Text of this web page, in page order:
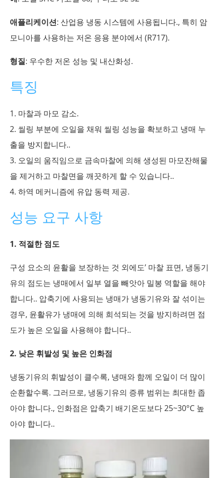
애플리케이션: 산업용 냉동 시스템에 사용됩니다., 특히 암
모니아를 사용하는 저온 응용 분야에서 (R717).
형질: 우수한 저온 성능 및 내산화성.
특징
1. 마찰과 마모 감소.
2. 씰링 부분에 오일을 채워 씰링 성능을 확보하고 냉매 누
출을 방지합니다..
3. 오일의 움직임으로 금속마찰에 의해 생성된 마모잔해물
을 제거하고 마찰면을 깨끗하게 할 수 있습니다..
4. 하역 메커니즘에 유압 동력 제공.
성능 요구 사항
1. 적절한 점도
구성 요소의 윤활을 보장하는 것 외에도’ 마찰 표면, 냉동기
유의 점도는 냉매에서 일부 열을 빼앗아 밀봉 역할을 해야
합니다.. 압축기에 사용되는 냉매가 냉동기유와 잘 섞이는
경우, 윤활유가 냉매에 의해 희석되는 것을 방지하려면 점
도가 높은 오일을 사용해야 합니다..
2. 낮은 휘발성 및 높은 인화점
냉동기유의 휘발성이 클수록, 냉매와 함께 오일이 더 많이
순환할수록. 그러므로, 냉동기유의 증류 범위는 최대한 좁
아야 합니다., 인화점은 압축기 배기온도보다 25~30°C 높
아야 합니다..